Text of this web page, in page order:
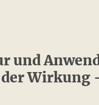
und
Wirkung